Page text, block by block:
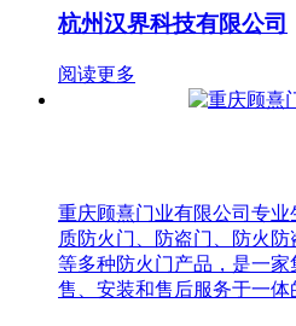
杭州汉界科技有限公司
阅读更多
重庆顾熹门业有限公司专
质防火门、防盗门、防火
等多种防火门产品，是一
售、安装和售后服务于一体